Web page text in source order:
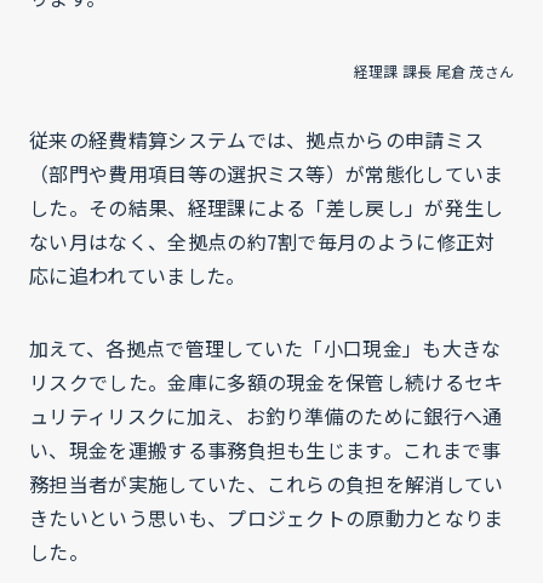
経理課 課長 尾倉 茂さん
従来の経費精算システムでは、拠点からの申請ミス
（部門や費用項目等の選択ミス等）が常態化していま
した。その結果、経理課による「差し戻し」が発生し
ない月はなく、全拠点の約7割で毎月のように修正対
応に追われていました。
加えて、各拠点で管理していた「小口現金」も大きな
リスクでした。金庫に多額の現金を保管し続けるセキ
ュリティリスクに加え、お釣り準備のために銀行へ通
い、現金を運搬する事務負担も生じます。これまで事
務担当者が実施していた、これらの負担を解消してい
きたいという思いも、プロジェクトの原動力となりま
した。